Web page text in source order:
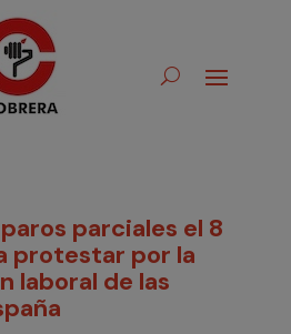
parciales el 8
protestar por la
laboral de las